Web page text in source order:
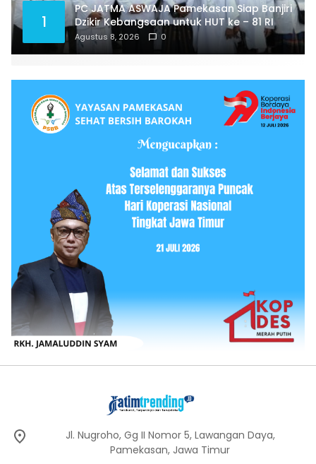
1
PC JATMA ASWAJA Pamekasan Siap Banjiri
Dzikir Kebangsaan untuk HUT ke – 81 RI
Agustus 8, 2026 0
Jl. Nugroho, Gg II Nomor 5, Lawangan Daya,
Pamekasan, Jawa Timur